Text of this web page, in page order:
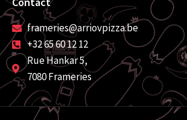
frameries@arriovpizza.be
+32 65 60 12 12
Rue Hankar 5,
7080 Frameries